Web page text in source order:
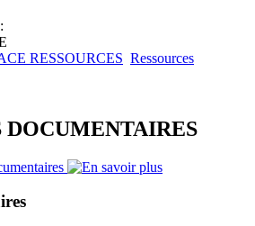
RESSOURCES Ressources
DOCUMENTAIRES